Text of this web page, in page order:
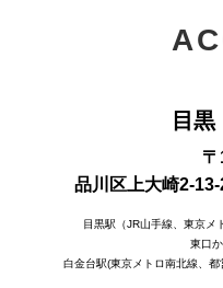
目黒
品川区上大崎2-
目黒駅（JR山手線、東京メ
東口
白金台駅(東京メトロ南北線、都